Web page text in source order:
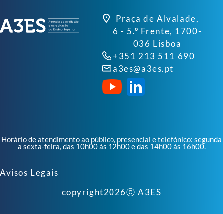
Praça de Alvalade,
6 - 5.º Frente, 1700-
036 Lisboa
+351 213 511 690
a3es@a3es.pt
Horário de atendimento ao público, presencial e telefónico: segunda
a sexta-feira, das 10h00 às 12h00 e das 14h00 às 16h00.
Avisos Legais
copyright2026ⓒ A3ES